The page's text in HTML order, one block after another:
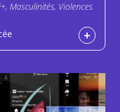
Masculinités, Violences